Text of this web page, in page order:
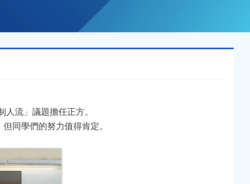
流」議題擔任正方。
同學們的努力值得肯定。